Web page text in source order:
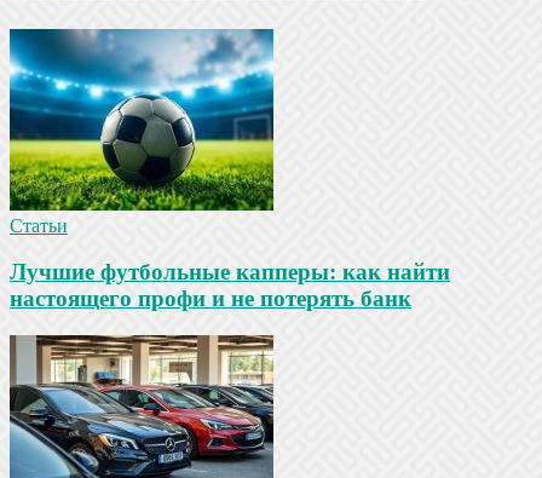
Статьи
Лучшие футбольные капперы: как найти
настоящего профи и не потерять банк